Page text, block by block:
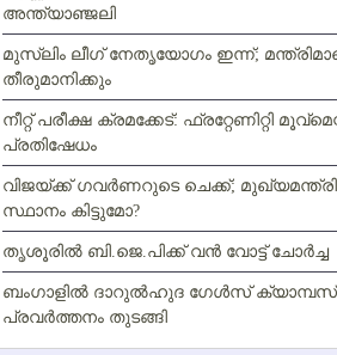
അന്ത്യാഞ്ജലി
മുസ്ലിം ലീഗ് നേതൃയോഗം ഇന്ന്;
തീരുമാനിക്കും
നീറ്റ് പരീക്ഷ ക്രമക്കേട്: ഫ്രറ്റേണിറ്റി
പ്രതിഷേധം
വിജയ്ക്ക് ഗവര്‍ണറുടെ ചെക്ക്; മുഖ്യമന്ത്രി
സ്ഥാനം കിട്ടുമോ?
തൃശൂരില്‍ ബി.ജെ.പിക്ക് വന്‍ വോട്ട് ചോര്‍ച്ച
ബംഗാളില്‍ ദാറുല്‍ഹുദ ഗേള്‍സ് ക്യാമ്പസ്
പ്രവര്‍ത്തനം തുടങ്ങി